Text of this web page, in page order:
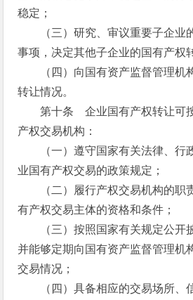
稳定；
（三）研究、审议重要子企业
事项，决定其他子企业的国有产权
（四）向国有资产监督管理机
转让情况。
第十条 企业国有产权转让可按
产权交易机构：
（一）遵守国家有关法律、行
业国有产权交易的政策规定；
（二）履行产权交易机构的职
有产权交易主体的资格和条件；
（三）按照国家有关规定公开披
并能够定期向国有资产监督管理机
交易情况；
（四）具备相应的交易场所、